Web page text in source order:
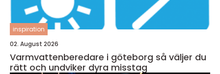
inspiration
02. August 2026
Varmvattenberedare i göteborg så väljer du
rätt och undviker dyra misstag